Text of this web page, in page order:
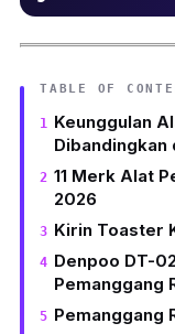
TABLE OF
Keunggulan
Dibandingkan
11 Merk Alat
2026
Kirin Toaster
Denpoo DT-
Pemanggang
Pemanggang